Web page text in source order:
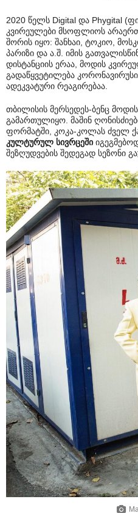
2020 წელს Digital და Phygital
კვირეულები მსოფლიოს
შორის იყო: შანხაი, ტოკიო,
პარიზი და ა.შ. იმის
დისტანციის ერაა, მოდის
გადაწყვეტილება
ადეკვატური რეაგირებაა.
თბილისის მერსედეს-ბენც
გამართულიყო. მაშინ
ფორმატში, კოკა-კოლას ძველ
კულტურულ სივრცეში
შეზღუდვების შედეგად სეზონი